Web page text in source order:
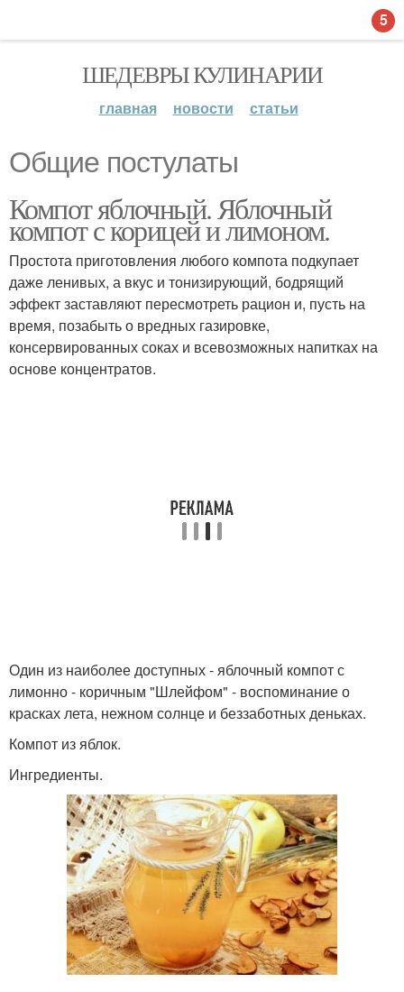
ШЕДЕВРЫ КУЛИНАРИИ
главная новости статьи
Общие постулаты
Компот яблочный. Яблочный
компот с корицей и лимоном.
Простота приготовления любого компота подкупает
даже ленивых, а вкус и тонизирующий, бодрящий
эффект заставляют пересмотреть рацион и, пусть на
время, позабыть о вредных газировке,
консервированных соках и всевозможных напитках на
основе концентратов.
Один из наиболее доступных - яблочный компот с
лимонно - коричным "Шлейфом" - воспоминание о
красках лета, нежном солнце и беззаботных деньках.
Компот из яблок.
Ингредиенты.
5